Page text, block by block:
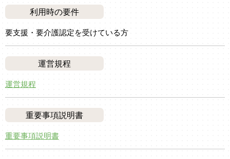
利用時の要件
要支援・要介護認定を受けている方
運営規程
運営規程
重要事項説明書
重要事項説明書